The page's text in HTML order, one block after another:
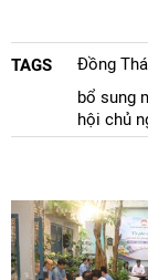
TAGS
Đồng
bổ sung
hội chủ